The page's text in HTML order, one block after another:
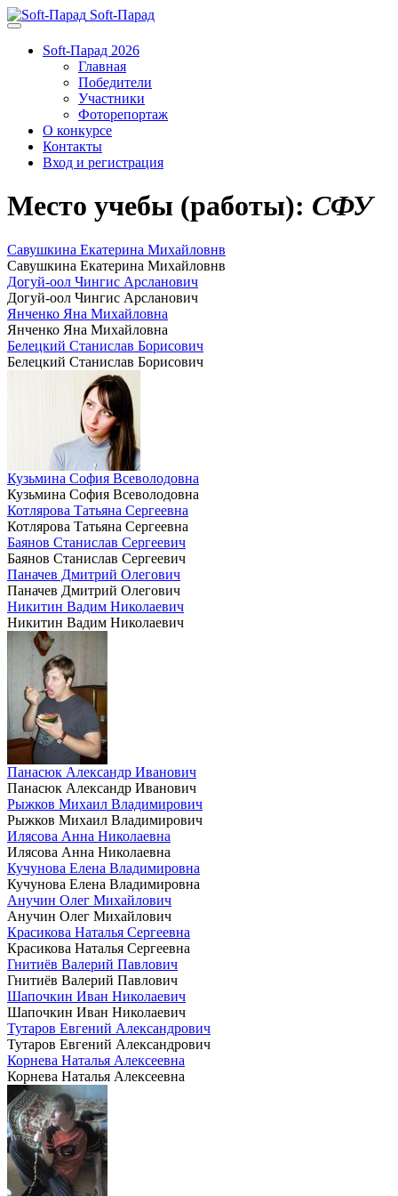
Soft-Парад
Soft-Парад 2026
Главная
Победители
Участники
Фоторепортаж
О конкурсе
Контакты
Вход и регистрация
Место учебы (работы): СФУ
Савушкина Екатерина Михайловнв
Савушкина Екатерина Михайловнв
Догуй-оол Чингис Арсланович
Догуй-оол Чингис Арсланович
Янченко Яна Михайловна
Янченко Яна Михайловна
Белецкий Станислав Борисович
Белецкий Станислав Борисович
Кузьмина София Всеволодовна
Кузьмина София Всеволодовна
Котлярова Татьяна Сергеевна
Котлярова Татьяна Сергеевна
Баянов Станислав Сергеевич
Баянов Станислав Сергеевич
Паначев Дмитрий Олегович
Паначев Дмитрий Олегович
Никитин Вадим Николаевич
Никитин Вадим Николаевич
Панасюк Александр Иванович
Панасюк Александр Иванович
Рыжков Михаил Владимирович
Рыжков Михаил Владимирович
Илясова Анна Николаевна
Илясова Анна Николаевна
Кучунова Елена Владимировна
Кучунова Елена Владимировна
Анучин Олег Михайлович
Анучин Олег Михайлович
Красикова Наталья Сергеевна
Красикова Наталья Сергеевна
Гнитиёв Валерий Павлович
Гнитиёв Валерий Павлович
Шапочкин Иван Николаевич
Шапочкин Иван Николаевич
Тутаров Евгений Александрович
Тутаров Евгений Александрович
Корнева Наталья Алексеевна
Корнева Наталья Алексеевна